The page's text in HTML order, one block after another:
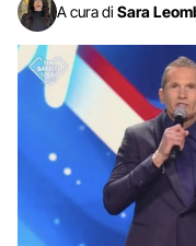
A cura di Sara